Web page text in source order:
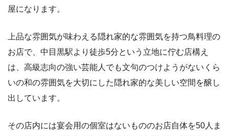
屋になります。
上品な雰囲気が味わえる隠れ家的な雰囲気を持つ鳥料理の
お店で、中目黒駅より徒歩5分という立地に佇む店構え
は、高級志向の強い芸能人でも文句のつけようがないくら
いの和の雰囲気を大切にした隠れ家的な美しい空間を醸し
出しています。
その店内には宴会用の個室はないもののお店自体を50人ま